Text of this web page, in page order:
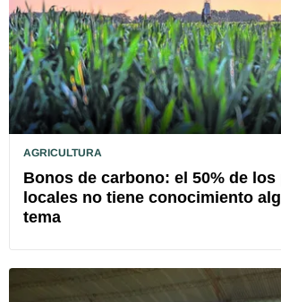
AGRICULTURA
Bonos de carbono: el 50% de
locales no tiene conocimiento
tema